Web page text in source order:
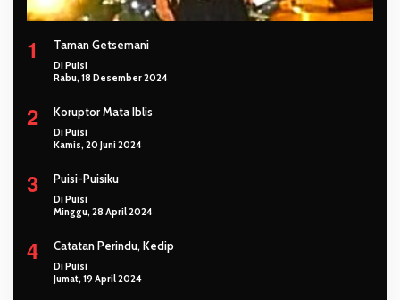
1 Taman Getsemani
Di Puisi
Rabu, 18 Desember 2024
2 Koruptor Mata Iblis
Di Puisi
Kamis, 20 Juni 2024
3 Puisi-Puisiku
Di Puisi
Minggu, 28 April 2024
4 Catatan Perindu, Kedip
Di Puisi
Jumat, 19 April 2024